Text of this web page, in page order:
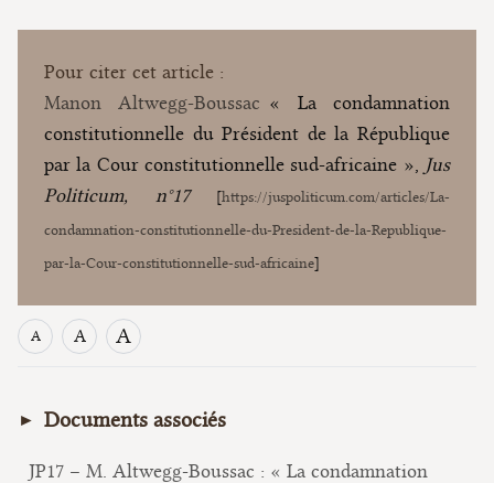
A A A
Documents associés
JP17 – M. Altwegg-Boussac : « La condamnation
Pour citer cet article :
Manon Altwegg-Boussac « La condamnation
constitutionnelle du Président de la République
par la Cour constitutionnelle sud-africaine », Jus
Politicum, n°17[https://juspoliticum.com/articles/La-
condamnation-constitutionnelle-du-President-de-la-Republique-
par-la-Cour-constitutionnelle-sud-africaine]